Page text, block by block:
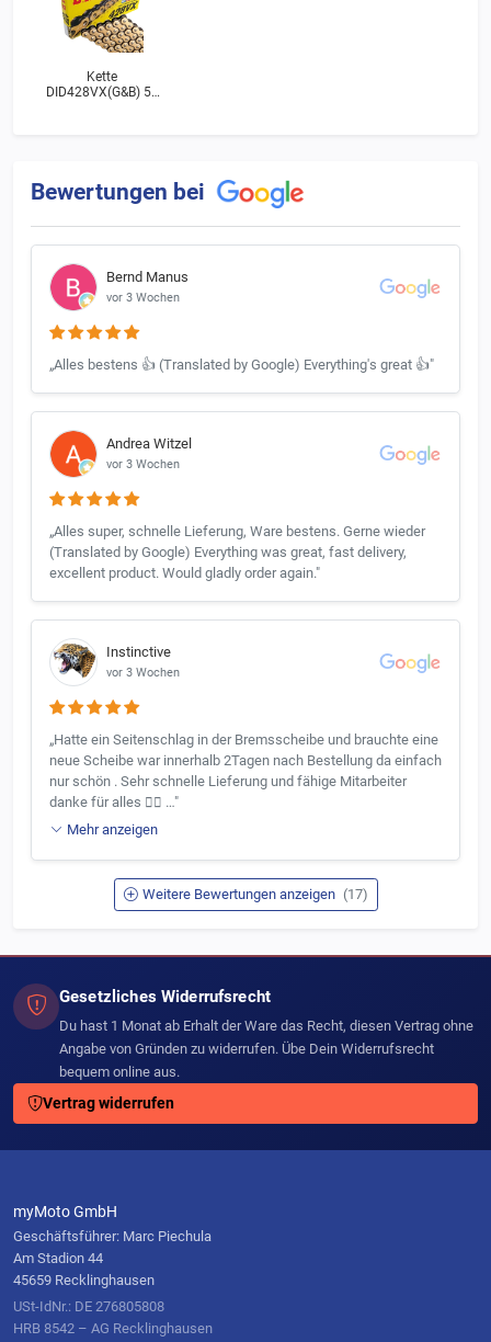
Kette
DID428VX(G&B) 58
Bewertungen bei
Bernd Manus
vor 3 Wochen
„Alles bestens 👍 (Translated by Google) Everything's great 👍"
Andrea Witzel
vor 3 Wochen
„Alles super, schnelle Lieferung, Ware bestens. Gerne wieder
(Translated by Google) Everything was great, fast delivery,
excellent product. Would gladly order again."
Instinctive
vor 3 Wochen
„Hatte ein Seitenschlag in der Bremsscheibe und brauchte eine
neue Scheibe war innerhalb 2Tagen nach Bestellung da einfach
nur schön . Sehr schnelle Lieferung und fähige Mitarbeiter
danke für alles 👍🏼 …"
Mehr anzeigen
Weitere Bewertungen anzeigen (17)
Gesetzliches Widerrufsrecht
Du hast 1 Monat ab Erhalt der Ware das Recht, diesen Vertrag ohne
Angabe von Gründen zu widerrufen. Übe Dein Widerrufsrecht
bequem online aus.
Vertrag widerrufen
myMoto GmbH
Geschäftsführer: Marc Piechula
Am Stadion 44
45659 Recklinghausen
USt-IdNr.: DE 276805808
HRB 8542 – AG Recklinghausen